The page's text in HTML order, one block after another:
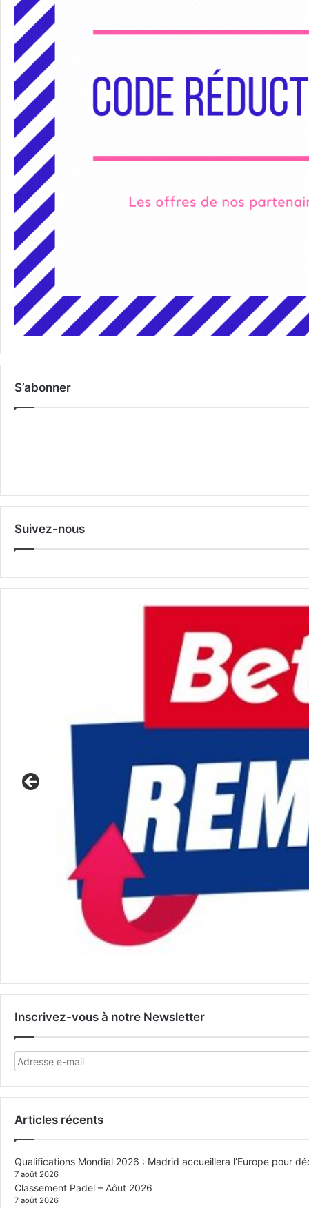
S’abonner
Suivez-nous
Inscrivez-vous à notre Newsletter
Articles récents
Qualifications Mondial 2026 : Madrid accueillera l’Europe pour
7 août 2026
Classement Padel – Aôut 2026
7 août 2026